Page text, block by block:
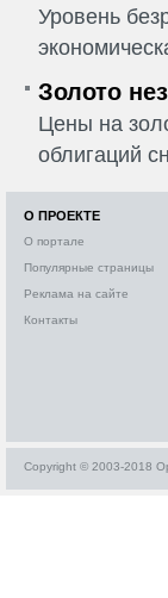
Уровень
Золото
Цены на
облигаций
О ПРОЕКТЕ
О портале
Популярные страницы
Реклама на сайте
Контакты
Copyright © 2003-2018